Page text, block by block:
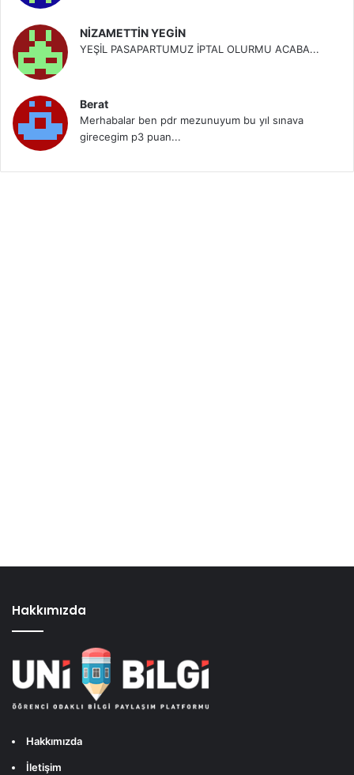
NİZAMETTİN YEGİN
YEŞİL PASAPARTUMUZ İPTAL OLURMU ACABA...
Berat
Merhabalar ben pdr mezunuyum bu yıl sınava
girecegim p3 puan...
Hakkımızda
Hakkımızda
İletişim